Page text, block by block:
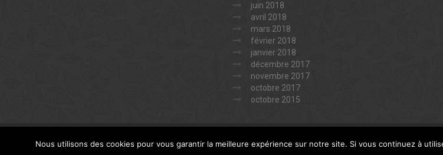
juin 2018
avril 2018
mars 2018
février 2018
janvier 2018
décembre 2017
novembre 2017
octobre 2017
octobre 2015
Copyright © 2017 - Amperel.fr - Tous
Nous utilisons des cookies pour vous garantir la meilleure expérience sur notre site. Si vous continuez à